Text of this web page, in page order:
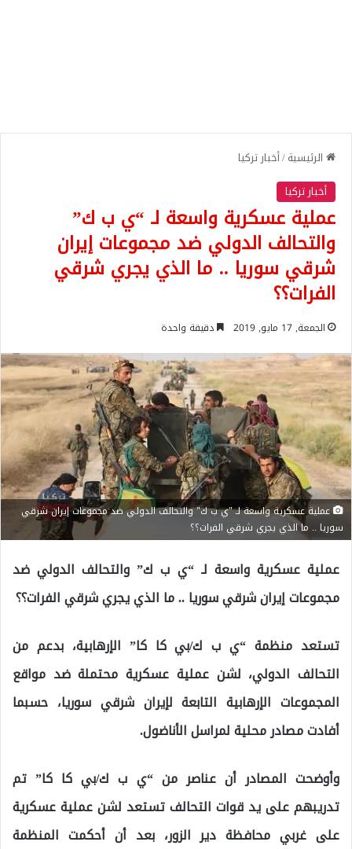
الرئيسية/أخبار تركيا
أخبار تركيا
عملية عسكرية واسعة لـ “ي ب ك”
والتحالف الدولي ضد مجموعات إيران
شرقي سوريا .. ما الذي يجري شرقي
الفرات؟؟
الجمعة, 17 مايو, 2019 دقيقة واحدة
عملية عسكرية واسعة لـ "ي ب ك" والتحالف الدولي ضد مجموعات إيران شرقي
سوريا .. ما الذي يجري شرقي الفرات؟؟
عملية عسكرية واسعة لـ “ي ب ك” والتحالف الدولي ضد
مجموعات إيران شرقي سوريا .. ما الذي يجري شرقي الفرات؟؟
تستعد منظمة “ي ب ك/بي كا كا” الإرهابية، بدعم من
التحالف الدولي، لشن عملية عسكرية محتملة ضد مواقع
المجموعات الإرهابية التابعة لإيران شرقي سوريا، حسبما
أفادت مصادر محلية لمراسل الأناضول.
وأوضحت المصادر أن عناصر من “ي ب ك/بي كا كا” تم
تدريبهم على يد قوات التحالف تستعد لشن عملية عسكرية
على غربي محافظة دير الزور، بعد أن أحكمت المنظمة